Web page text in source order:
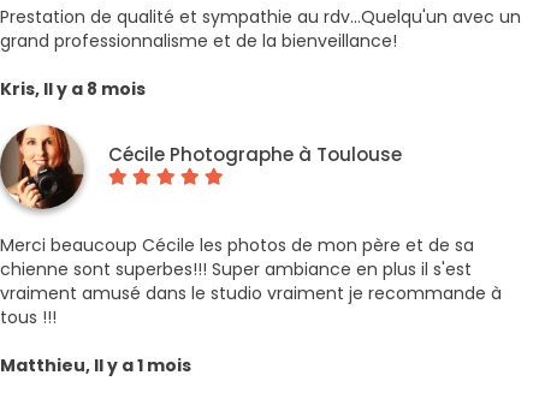
Prestation de qualité et sympathie au rdv...Quelqu'un avec un
grand professionnalisme et de la bienveillance!
Kris, Il y a 8 mois
Cécile Photographe à Toulouse
Merci beaucoup Cécile les photos de mon père et de sa
chienne sont superbes!!! Super ambiance en plus il s'est
vraiment amusé dans le studio vraiment je recommande à
tous !!!
Matthieu, Il y a 1 mois